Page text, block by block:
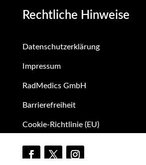
Rechtliche Hinweise
Datenschutzerklärung
Impressum
RadMedics GmbH
Barrierefreiheit
Cookie-Richtlinie (EU)